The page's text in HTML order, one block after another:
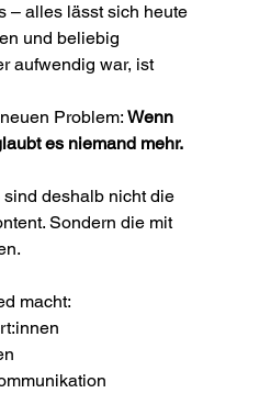
– alles lässt sich heute
und beliebig
aufwendig war, ist
Problem: Wenn
es niemand mehr.
deshalb nicht die
Sondern die mit
macht: